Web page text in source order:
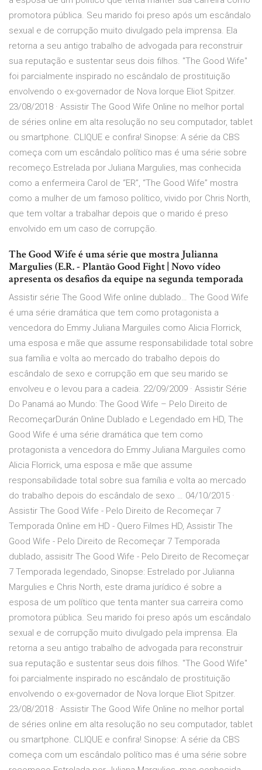
promotora pública. Seu marido foi preso após um escândalo
sexual e de corrupção muito divulgado pela imprensa. Ela
retorna a seu antigo trabalho de advogada para reconstruir
sua reputação e sustentar seus dois filhos. "The Good Wife"
foi parcialmente inspirado no escândalo de prostituição
envolvendo o ex-governador de Nova Iorque Eliot Spitzer.
23/08/2018 · Assistir The Good Wife Online no melhor portal
de séries online em alta resolução no seu computador, tablet
ou smartphone. CLIQUE e confira! Sinopse: A série da CBS
começa com um escândalo político mas é uma série sobre
recomeço.Estrelada por Juliana Margulies, mas conhecida
como a enfermeira Carol de “ER”, “The Good Wife” mostra
como a mulher de um famoso político, vivido por Chris North,
que tem voltar a trabalhar depois que o marido é preso
envolvido em um caso de corrupção.
The Good Wife é uma série que mostra Julianna
Margulies (E.R. - Plantão Good Fight | Novo vídeo
apresenta os desafios da equipe na segunda temporada
Assistir série The Good Wife online dublado… The Good Wife
é uma série dramática que tem como protagonista a
vencedora do Emmy Juliana Marguiles como Alicia Florrick,
uma esposa e mãe que assume responsabilidade total sobre
sua família e volta ao mercado do trabalho depois do
escândalo de sexo e corrupção em que seu marido se
envolveu e o levou para a cadeia. 22/09/2009 · Assistir Série
Do Panamá ao Mundo: The Good Wife – Pelo Direito de
RecomeçarDurán Online Dublado e Legendado em HD, The
Good Wife é uma série dramática que tem como
protagonista a vencedora do Emmy Juliana Marguiles como
Alicia Florrick, uma esposa e mãe que assume
responsabilidade total sobre sua família e volta ao mercado
do trabalho depois do escândalo de sexo … 04/10/2015 ·
Assistir The Good Wife - Pelo Direito de Recomeçar 7
Temporada Online em HD - Quero Filmes HD, Assistir The
Good Wife - Pelo Direito de Recomeçar 7 Temporada
dublado, assisitr The Good Wife - Pelo Direito de Recomeçar
7 Temporada legendado, Sinopse: Estrelado por Julianna
Margulies e Chris North, este drama jurídico é sobre a
esposa de um político que tenta manter sua carreira como
promotora pública. Seu marido foi preso após um escândalo
sexual e de corrupção muito divulgado pela imprensa. Ela
retorna a seu antigo trabalho de advogada para reconstruir
sua reputação e sustentar seus dois filhos. "The Good Wife"
foi parcialmente inspirado no escândalo de prostituição
envolvendo o ex-governador de Nova Iorque Eliot Spitzer.
23/08/2018 · Assistir The Good Wife Online no melhor portal
de séries online em alta resolução no seu computador, tablet
ou smartphone. CLIQUE e confira! Sinopse: A série da CBS
começa com um escândalo político mas é uma série sobre